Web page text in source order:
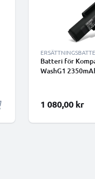
Batteri för
WashG1
1 080,00 kr